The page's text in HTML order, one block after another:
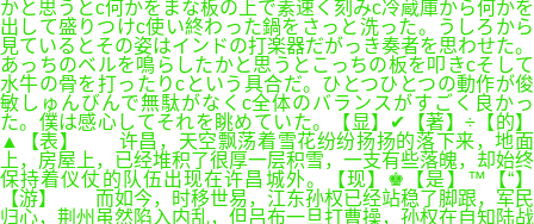
かと思うとc何かをまな板の上で素速く刻みc冷蔵庫から何かを
出して盛りつけc使い終わった鍋をさっと洗った。うしろから
見ているとその姿はインドの打楽器だがっき奏者を思わせた。
あっちのベルを鳴らしたかと思うとこっちの板を叩きcそして
水牛の骨を打ったりcという具合だ。ひとつひとつの動作が俊
敏しゅんびんで無駄がなくc全体のバランスがすごく良かっ
た。僕は感心してそれを眺めていた。【显】✔【著】÷【的】
▲【表】 许昌，天空飘荡着雪花纷纷扬扬的落下来，地面
上，房屋上，已经堆积了很厚一层积雪，一支有些落魄，却始终
保持着仪仗的队伍出现在许昌城外。【现】♚【是】™【“】
【游】 而如今，时移世易，江东孙权已经站稳了脚跟，军民
归心，荆州虽然陷入内乱，但吕布一旦打曹操，孙权在自知陆战